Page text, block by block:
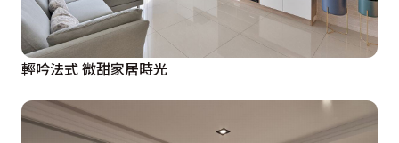
輕吟法式 微甜家居時光